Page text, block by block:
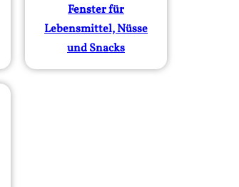
Fenster für
Lebensmittel, Nüsse
und Snacks